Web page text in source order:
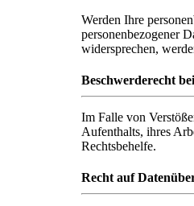
Werden Ihre
personenbezogener
widersprechen,
Beschwerderecht
Im Falle von
Aufenthalts, ihres
Rechtsbehelfe.
Recht auf